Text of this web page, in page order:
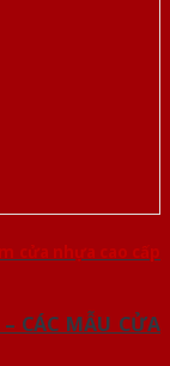
cửa nhựa cao cấp
CÁC MẪU CỬA